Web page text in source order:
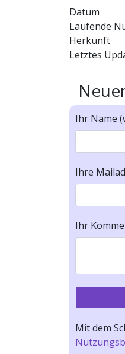
Datum
Laufende
Herkunft
Letztes
Ihr Name
Ihre
Ihr
Mit dem